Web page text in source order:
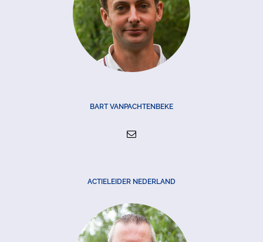
BART VANPACHTENBEKE
ACTIELEIDER NEDERLAND